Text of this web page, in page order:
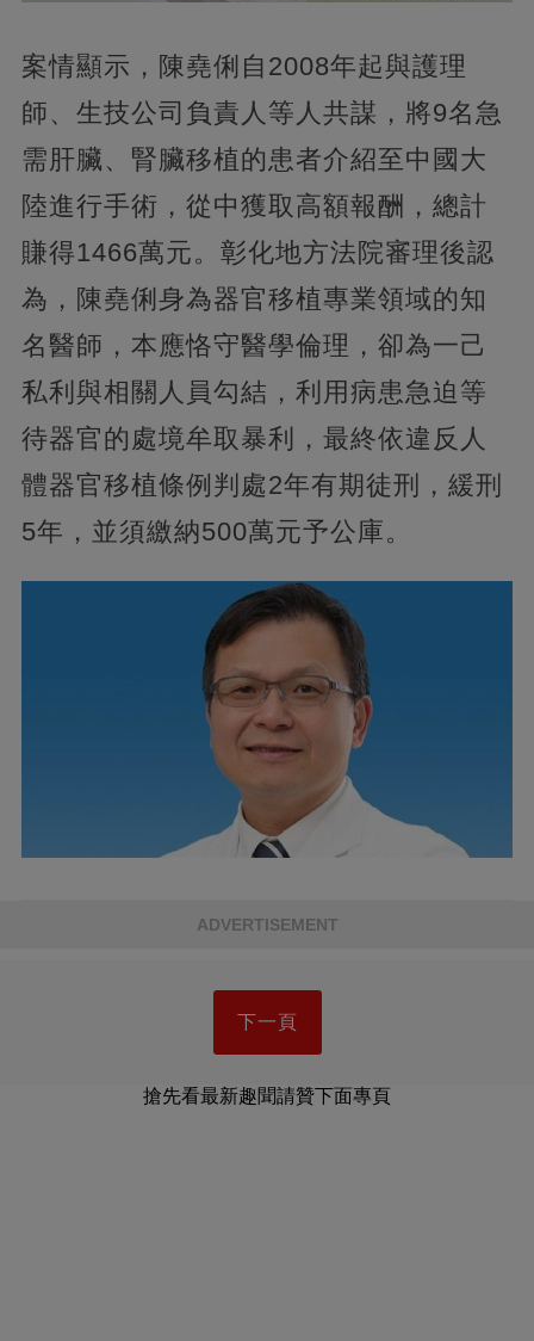
案情顯示，陳堯俐自2008年起與護理
師、生技公司負責人等人共謀，將9名急
需肝臟、腎臟移植的患者介紹至中國大
陸進行手術，從中獲取高額報酬，總計
賺得1466萬元。彰化地方法院審理後認
為，陳堯俐身為器官移植專業領域的知
名醫師，本應恪守醫學倫理，卻為一己
私利與相關人員勾結，利用病患急迫等
待器官的處境牟取暴利，最終依違反人
體器官移植條例判處2年有期徒刑，緩刑
5年，並須繳納500萬元予公庫。
ADVERTISEMENT
下一頁
搶先看最新趣聞請贊下面專頁